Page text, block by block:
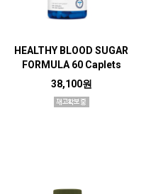
HEALTHY BLOOD SUGAR
FORMULA 60 Caplets
38,100원